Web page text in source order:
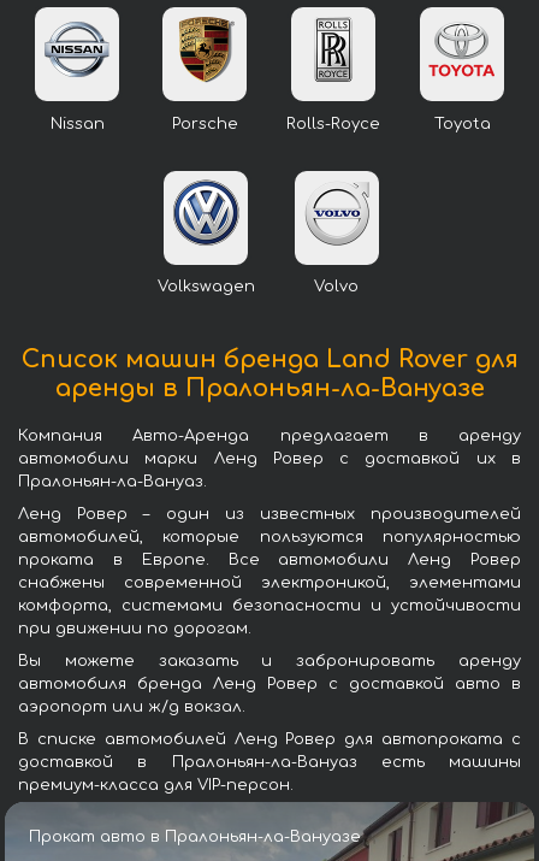
Nissan Porsche Rolls-Royce Toyota
Volkswagen Volvo
Список машин бренда Land Rover для
аренды в Пралоньян-ла-Вануазе
Компания Авто-Аренда предлагает в аренду
автомобили марки Ленд Ровер с доставкой их в
Пралоньян-ла-Вануаз.
Ленд Ровер – один из известных производителей
автомобилей, которые пользуются популярностью
проката в Европе. Все автомобили Ленд Ровер
снабжены современной электроникой, элементами
комфорта, системами безопасности и устойчивости
при движении по дорогам.
Вы можете заказать и забронировать аренду
автомобиля бренда Ленд Ровер с доставкой авто в
аэропорт или ж/д вокзал.
В списке автомобилей Ленд Ровер для автопроката с
доставкой в Пралоньян-ла-Вануаз есть машины
премиум-класса для VIP-персон.
Прокат авто в Пралоньян-ла-Вануазе